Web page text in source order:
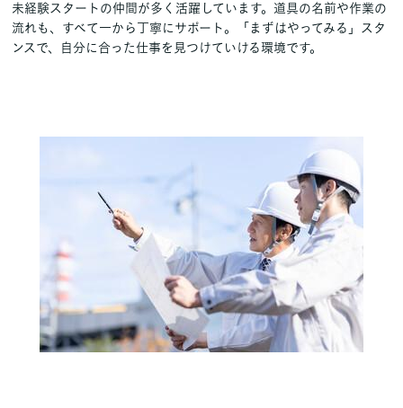
未経験スタートの仲間が多く活躍しています。道具の名前や作業の
流れも、すべて一から丁寧にサポート。「まずはやってみる」スタ
ンスで、自分に合った仕事を見つけていける環境です。